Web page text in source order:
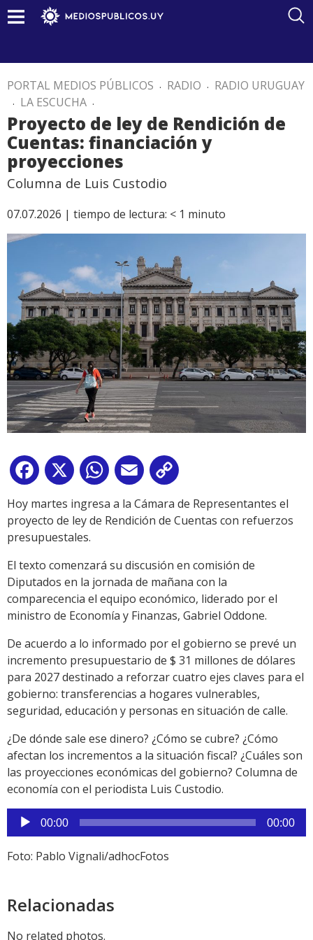
PORTAL MEDIOS PÚBLICOS . RADIO . RADIO URUGUAY
. LA ESCUCHA .
Proyecto de ley de Rendición de
Cuentas: financiación y
proyecciones
Columna de Luis Custodio
07.07.2026 | tiempo de lectura: < 1 minuto
Facebook
X WhatsApp
Email
Link
Hoy martes ingresa a la Cámara de Representantes el
proyecto de ley de Rendición de Cuentas con refuerzos
presupuestales.
El texto comenzará su discusión en comisión de
Diputados en la jornada de mañana con la
comparecencia el equipo económico, liderado por el
ministro de Economía y Finanzas, Gabriel Oddone.
De acuerdo a lo informado por el gobierno se prevé un
incremento presupuestario de $ 31 millones de dólares
para 2027 destinado a reforzar cuatro ejes claves para el
gobierno: transferencias a hogares vulnerables,
seguridad, educación y personas en situación de calle.
¿De dónde sale ese dinero? ¿Cómo se cubre? ¿Cómo
afectan los incrementos a la situación fiscal? ¿Cuáles son
las proyecciones económicas del gobierno? Columna de
economía con el periodista Luis Custodio.
Reproductor
de
audio
00:00 00:00
Foto: Pablo Vignali/adhocFotos
Relacionadas
No related photos.